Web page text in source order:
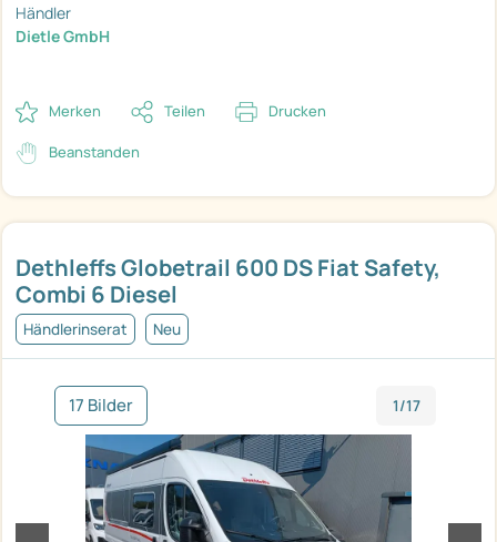
Dethleffs Globetrail 600 DS Fiat Safety,
Combi 6 Diesel
Händlerinserat Neu
17 Bilder 1/17
Händler
Dietle GmbH
Merken Teilen Drucken
Beanstanden